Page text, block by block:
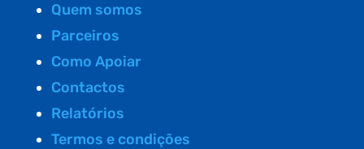
Quem somos
Parceiros
Como Apoiar
Contactos
Relatórios
Termos e condições